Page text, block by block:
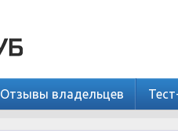
Отзывы владельцев